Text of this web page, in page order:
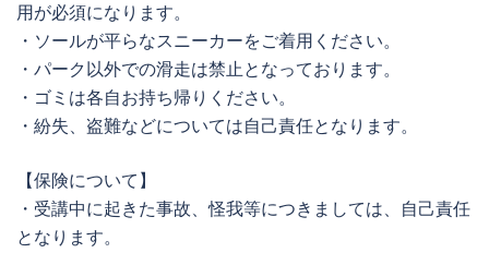
用が必須になります。
・ソールが平らなスニーカーをご着用ください。
・パーク以外での滑走は禁止となっております。
・ゴミは各自お持ち帰りください。
・紛失、盗難などについては自己責任となります。
【保険について】
・受講中に起きた事故、怪我等につきましては、自己責任
となります。